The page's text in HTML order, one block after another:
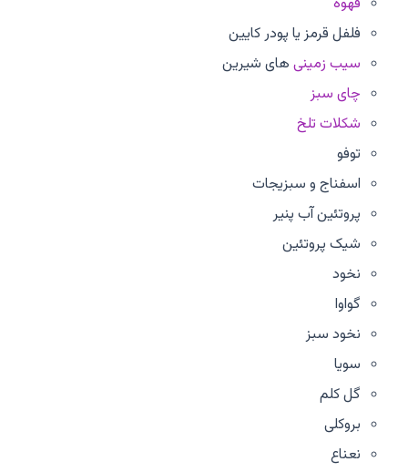
فلفل قرمز یا پودر کایین
سیب زمینی های شیرین
چای سبز
شکلات تلخ
توفو
اسفناج و سبزیجات
پروتئین آب پنیر
شیک پروتئین
نخود
گواوا
نخود سبز
سویا
گل کلم
بروکلی
نعناع